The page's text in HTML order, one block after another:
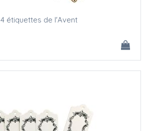
4 étiquettes de l'Avent